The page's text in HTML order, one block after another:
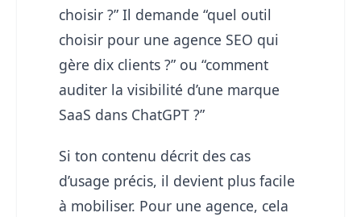
choisir ?” Il demande “quel outil
choisir pour une agence SEO qui
gère dix clients ?” ou “comment
auditer la visibilité d’une marque
SaaS dans ChatGPT ?”
Si ton contenu décrit des cas
d’usage précis, il devient plus facile
à mobiliser. Pour une agence, cela